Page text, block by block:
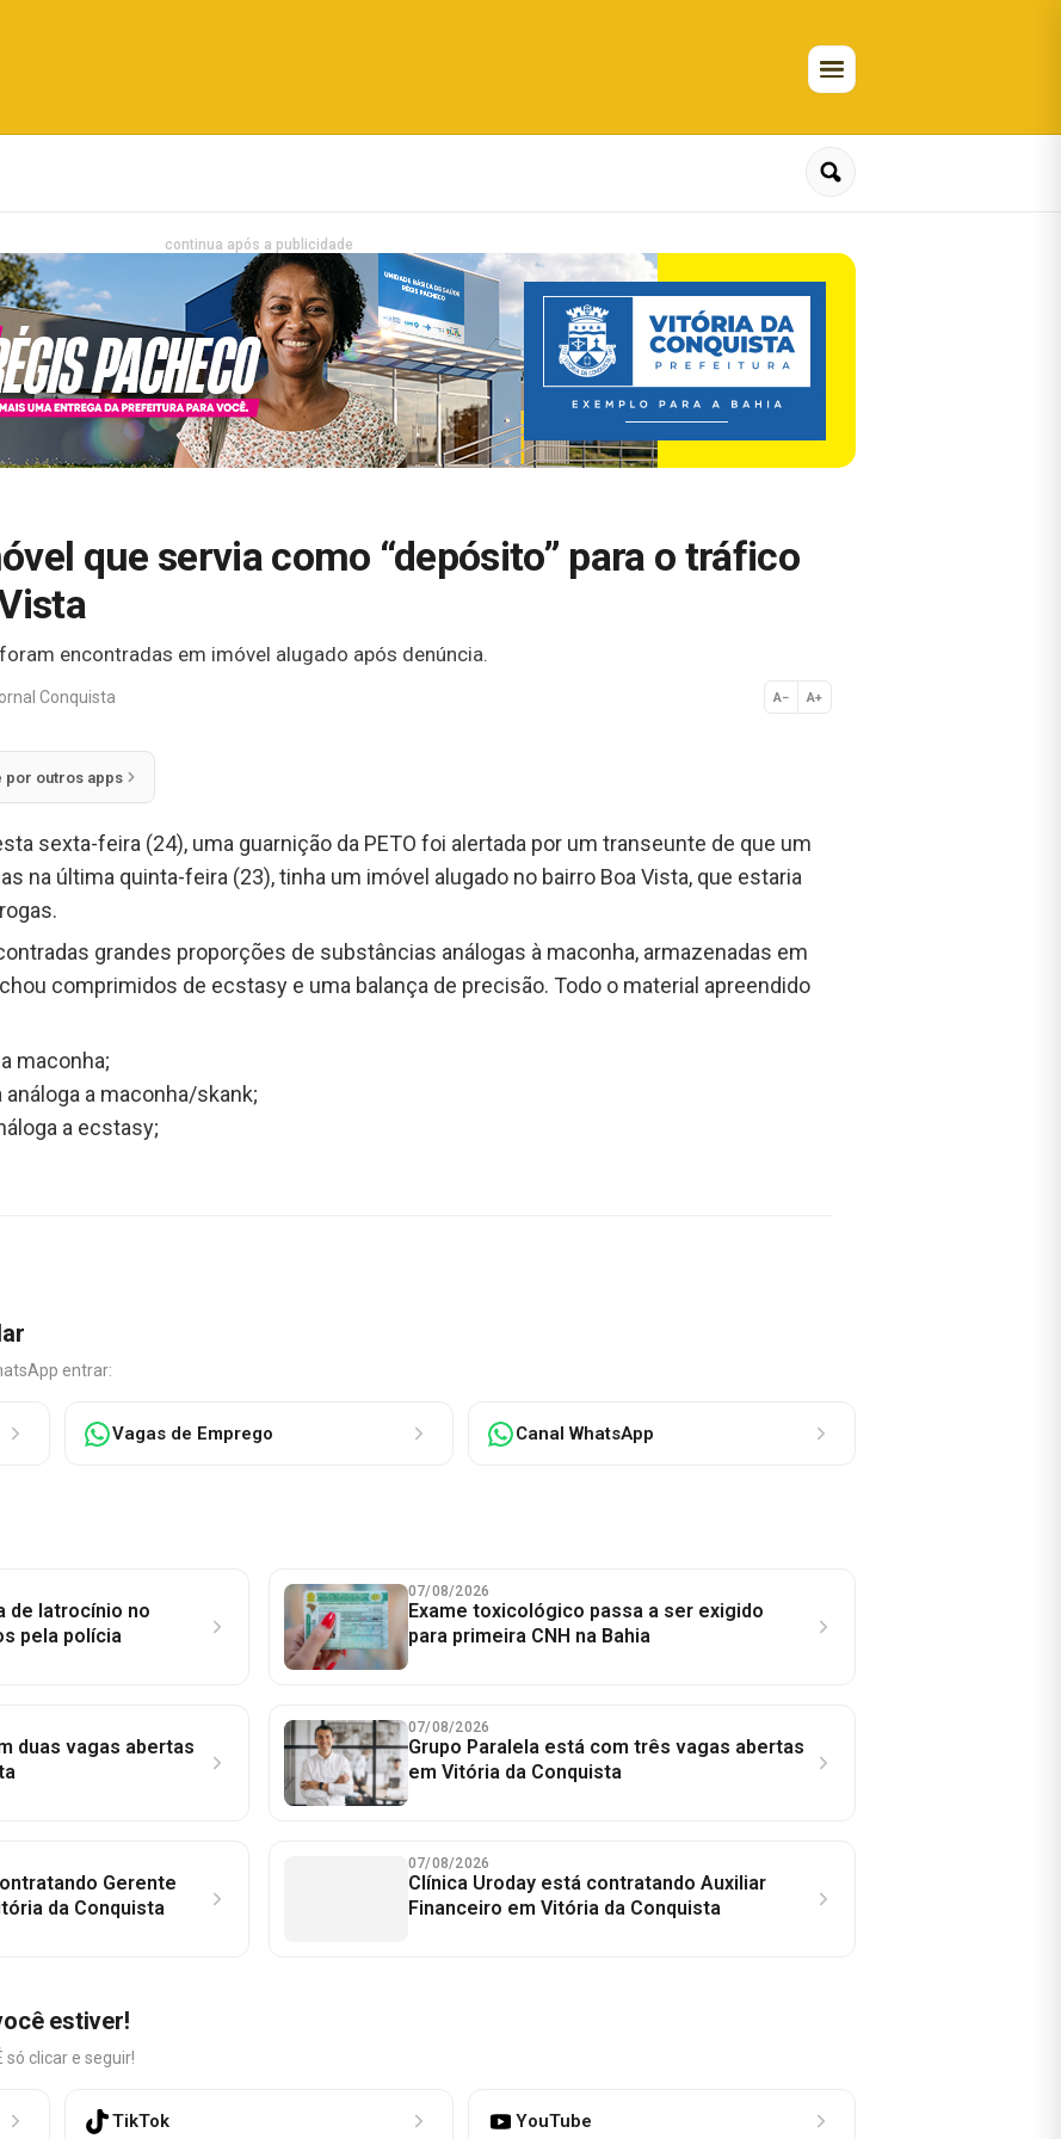
continua após a publicidade
que servia como “depósito” para o tráfico
encontradas em imóvel alugado após denúncia.
Conquista A− A+
Normal
por outros apps
sexta-feira (24), uma guarnição da PETO foi alertada por um transeunte de que um
na última quinta-feira (23), tinha um imóvel alugado no bairro Boa Vista, que estaria
grandes proporções de substâncias análogas à maconha, armazenadas em
comprimidos de ecstasy e uma balança de precisão. Todo o material apreendido
maconha;
a maconha/skank;
a ecstasy;
entrar:
Vagas de Emprego Canal WhatsApp
de latrocínio no
pela polícia
07/08/2026
Exame toxicológico passa a ser exigido
para primeira CNH na Bahia
duas vagas abertas
07/08/2026
Grupo Paralela está com três vagas abertas
em Vitória da Conquista
Gerente
da Conquista
07/08/2026
Clínica Uroday está contratando Auxiliar
Financeiro em Vitória da Conquista
estiver!
clicar e seguir!
TikTok YouTube